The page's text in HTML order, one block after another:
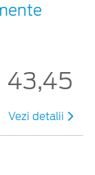
43,45
Vezi detalii